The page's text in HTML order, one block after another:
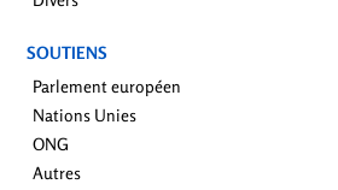
SOUTIENS
Parlement européen
Nations Unies
ONG
Autres